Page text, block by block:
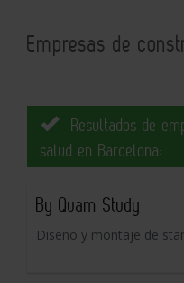
Empresas de
Resultados de
salud en Barcelona:
By Quam Study
Diseño y montaje de